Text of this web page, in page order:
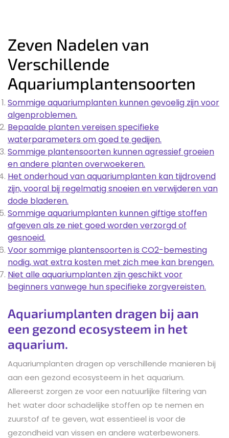
Zeven Nadelen van
Verschillende
Aquariumplantensoorten
Sommige aquariumplanten kunnen gevoelig zijn voor
algenproblemen.
Bepaalde planten vereisen specifieke
waterparameters om goed te gedijen.
Sommige plantensoorten kunnen agressief groeien
en andere planten overwoekeren.
Het onderhoud van aquariumplanten kan tijdrovend
zijn, vooral bij regelmatig snoeien en verwijderen van
dode bladeren.
Sommige aquariumplanten kunnen giftige stoffen
afgeven als ze niet goed worden verzorgd of
gesnoeid.
Voor sommige plantensoorten is CO2-bemesting
nodig, wat extra kosten met zich mee kan brengen.
Niet alle aquariumplanten zijn geschikt voor
beginners vanwege hun specifieke zorgvereisten.
Aquariumplanten dragen bij aan
een gezond ecosysteem in het
aquarium.
Aquariumplanten dragen op verschillende manieren bij
aan een gezond ecosysteem in het aquarium.
Allereerst zorgen ze voor een natuurlijke filtering van
het water door schadelijke stoffen op te nemen en
zuurstof af te geven, wat essentieel is voor de
gezondheid van vissen en andere waterbewoners.